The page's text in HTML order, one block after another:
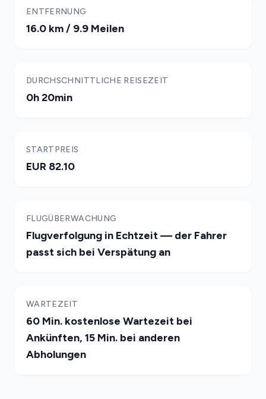
ENTFERNUNG
16.0 km / 9.9 Meilen
DURCHSCHNITTLICHE REISEZEIT
0h 20min
STARTPREIS
EUR 82.10
FLUGÜBERWACHUNG
Flugverfolgung in Echtzeit — der Fahrer
passt sich bei Verspätung an
WARTEZEIT
60 Min. kostenlose Wartezeit bei
Ankünften, 15 Min. bei anderen
Abholungen